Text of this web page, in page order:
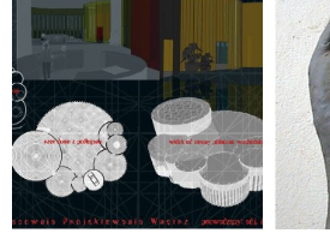
rzeźba